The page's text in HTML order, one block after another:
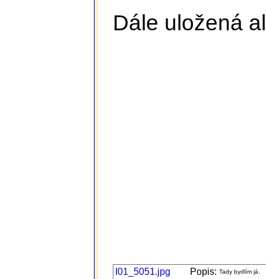
Dále uložená
I01_5051.jpg Popis: Tady bydlím já.